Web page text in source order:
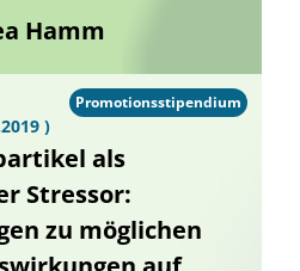
Hamm
)
als
Stressor:
zu möglichen
Promotionsstipendium